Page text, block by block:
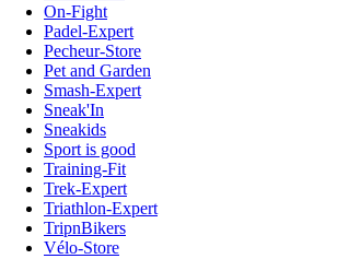
On-Fight
Padel-Expert
Pecheur-Store
Pet and Garden
Smash-Expert
Sneak'In
Sneakids
Sport is good
Training-Fit
Trek-Expert
Triathlon-Expert
TripnBikers
Vélo-Store